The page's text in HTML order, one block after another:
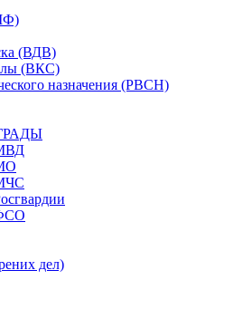
(ВДВ)
(ВКС)
назначения (РВСН)
дел)